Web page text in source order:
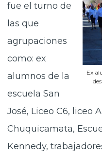
Ex
fue el turno de
las que
agrupaciones
como: ex
alumnos de la
escuela San
José, Liceo C6, liceo
Chuquicamata,
Kennedy,